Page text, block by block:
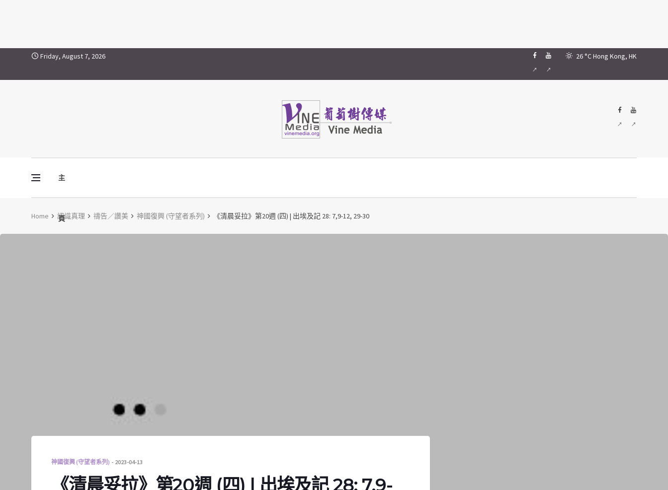
Skip to contentFriday, August 7, 2026 26 °CHong Kong, HK
主
頁
Vine Media
葡萄樹傳媒
Home 認識真理 禱告／讚美 神國復興 (守望者系列) 《清晨妥拉》第20週 (四) | 出埃及記 28: 7,9-12, 29-30
神國復興 (守望者系列) 2023-04-13
《清晨妥拉》第20週 (四) | 出埃及記 28: 7,9-